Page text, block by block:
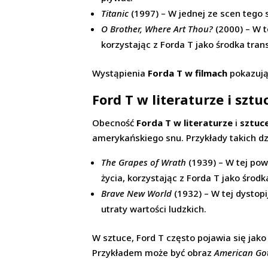
Titanic (1997) – W jednej ze scen
O Brother, Where Art Thou? (2000) – W
korzystając z Forda T jako środka
Wystąpienia Forda T w filmach
Ford T w literaturze i
Obecność Forda T w literaturze i
amerykańskiego snu. Przykłady takich
The Grapes of Wrath (1939) – W tej
życia, korzystając z Forda T jako
Brave New World (1932) – W tej
utraty wartości ludzkich.
W sztuce, Ford T często pojawia się
Przykładem może być obrazAmerican